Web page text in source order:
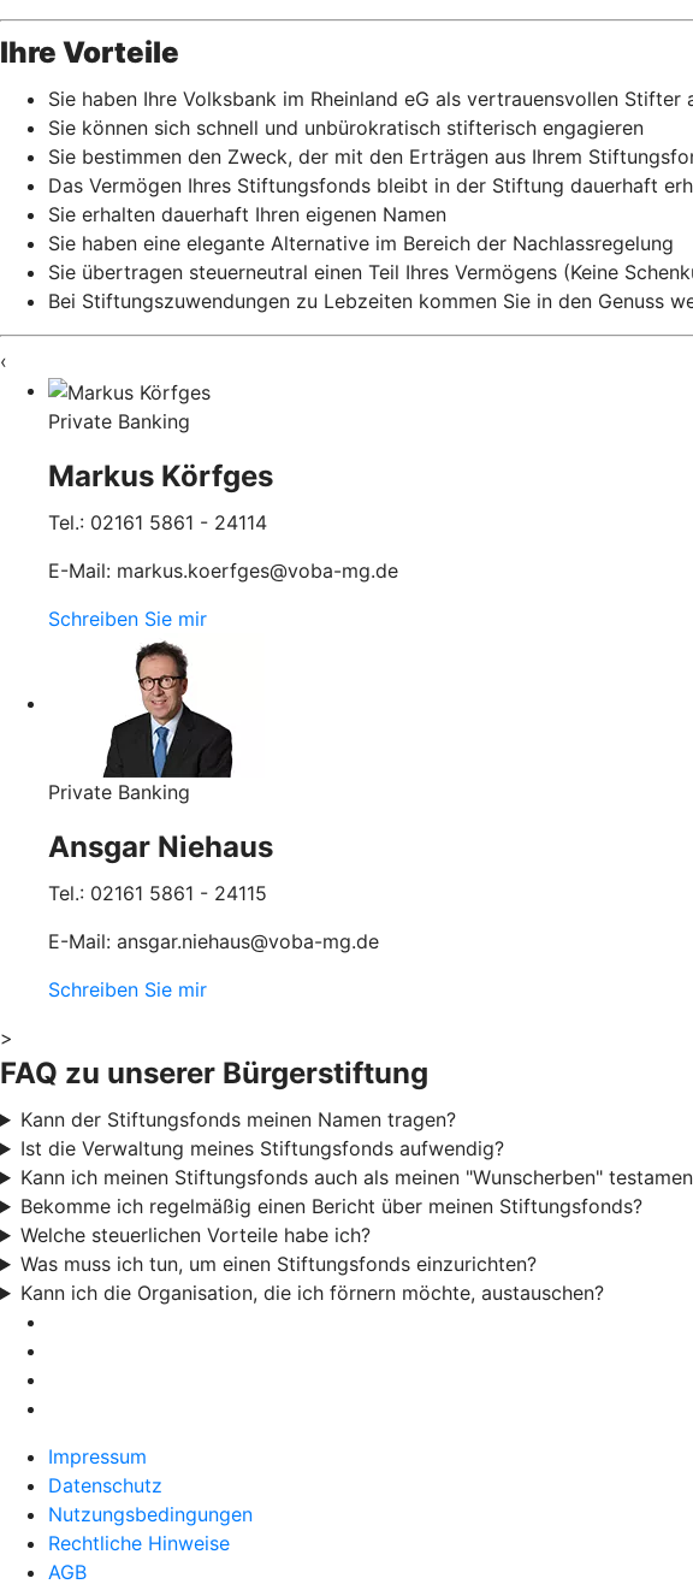
Ihre Vorteile
Sie haben Ihre Volksbank im Rheinland eG als vertrauensvollen Stifter
Sie können sich schnell und unbürokratisch stifterisch engagieren
Sie bestimmen den Zweck, der mit den Erträgen aus Ihrem
Das Vermögen Ihres Stiftungsfonds bleibt in der Stiftung dauerhaft
Sie erhalten dauerhaft Ihren eigenen Namen
Sie haben eine elegante Alternative im Bereich der Nachlassregelung
Sie übertragen steuerneutral einen Teil Ihres Vermögens (Keine
Bei Stiftungszuwendungen zu Lebzeiten kommen Sie in den Genuss
‹
Private Banking
Markus Körfges
Tel.: 02161 5861 - 24114
E-Mail: markus.koerfges@voba-mg.de
Schreiben Sie mir
Private Banking
Ansgar Niehaus
Tel.: 02161 5861 - 24115
E-Mail: ansgar.niehaus@voba-mg.de
Schreiben Sie mir
>
FAQ zu unserer Bürgerstiftung
Kann der Stiftungsfonds meinen Namen tragen?
Ist die Verwaltung meines Stiftungsfonds aufwendig?
Kann ich meinen Stiftungsfonds auch als meinen "Wunscherben"
Bekomme ich regelmäßig einen Bericht über meinen Stiftungsfonds?
Welche steuerlichen Vorteile habe ich?
Was muss ich tun, um einen Stiftungsfonds einzurichten?
Kann ich die Organisation, die ich förnern möchte, austauschen?
Impressum
Datenschutz
Nutzungsbedingungen
Rechtliche Hinweise
AGB